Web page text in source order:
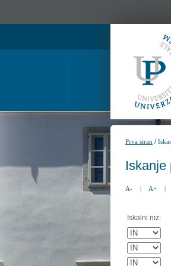
Prva stran /
Iskanje
A- | A+ |
Iskalni niz: